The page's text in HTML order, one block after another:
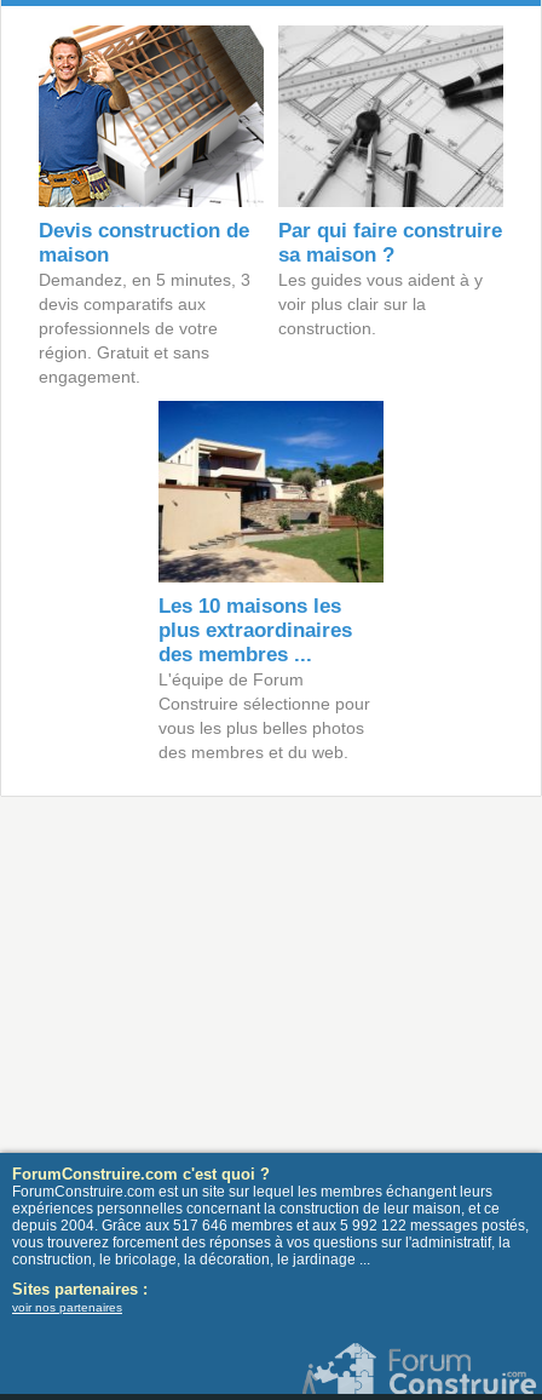
Devis construction de
maison
Demandez, en 5 minutes, 3
devis comparatifs aux
professionnels de votre
région. Gratuit et sans
engagement.
Par qui faire construire
sa maison ?
Les guides vous aident à y
voir plus clair sur la
construction.
Les 10 maisons les
plus extraordinaires
des membres ...
L'équipe de Forum
Construire sélectionne pour
vous les plus belles photos
des membres et du web.
ForumConstruire.com c'est quoi ?
ForumConstruire.com est un site sur lequel les membres échangent leurs
expériences personnelles concernant la construction de leur maison, et ce
depuis 2004. Grâce aux 517 646 membres et aux 5 992 122 messages postés,
vous trouverez forcement des réponses à vos questions sur l'administratif, la
construction, le bricolage, la décoration, le jardinage ...
Sites partenaires :
voir nos partenaires